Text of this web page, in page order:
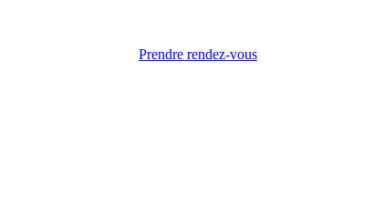
Prendre rendez-vous